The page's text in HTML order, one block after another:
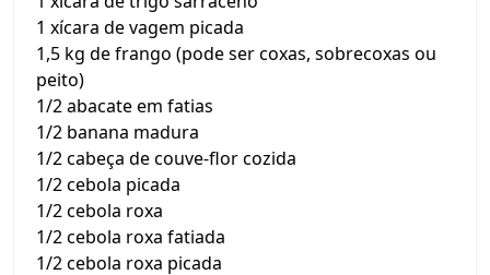
1 xícara de vagem picada
1,5 kg de frango (pode ser coxas, sobrecoxas ou
peito)
1/2 abacate em fatias
1/2 banana madura
1/2 cabeça de couve-flor cozida
1/2 cebola picada
1/2 cebola roxa
1/2 cebola roxa fatiada
1/2 cebola roxa picada